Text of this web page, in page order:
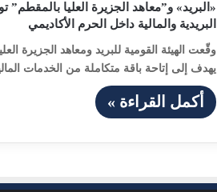
«البريد» و”معاهد الجزيرة العليا
البريدية والمالية داخل الحرم الأكاديمي
وقّعت الهيئة القومية للبريد ومعاهد الجزيرة
يهدف إلى إتاحة باقة متكاملة من الخدمات
أكمل القراءة »